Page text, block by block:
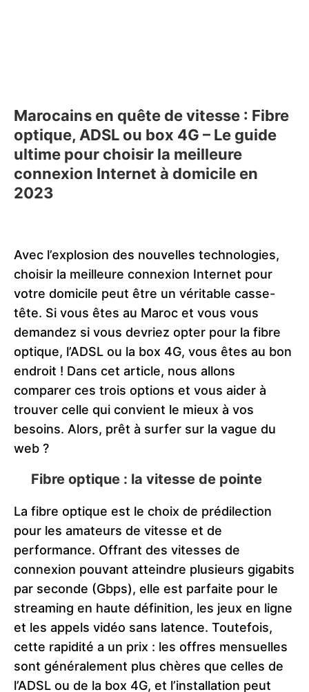
Marocains en quête de vitesse : Fibre
optique, ADSL ou box 4G – Le guide
ultime pour choisir la meilleure
connexion Internet à domicile en
2023
Avec l’explosion des nouvelles technologies,
choisir la meilleure connexion Internet pour
votre domicile peut être un véritable casse-
tête. Si vous êtes au Maroc et vous vous
demandez si vous devriez opter pour la fibre
optique, l’ADSL ou la box 4G, vous êtes au bon
endroit ! Dans cet article, nous allons
comparer ces trois options et vous aider à
trouver celle qui convient le mieux à vos
besoins. Alors, prêt à surfer sur la vague du
web ?
Fibre optique : la vitesse de pointe
La fibre optique est le choix de prédilection
pour les amateurs de vitesse et de
performance. Offrant des vitesses de
connexion pouvant atteindre plusieurs gigabits
par seconde (Gbps), elle est parfaite pour le
streaming en haute définition, les jeux en ligne
et les appels vidéo sans latence. Toutefois,
cette rapidité a un prix : les offres mensuelles
sont généralement plus chères que celles de
l’ADSL ou de la box 4G, et l’installation peut